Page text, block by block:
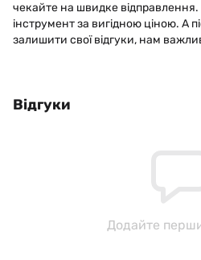
чекайте на швидке
інструмент за вигідною ціною. А
залишити свої відгуки, нам
Відгуки
Додайте